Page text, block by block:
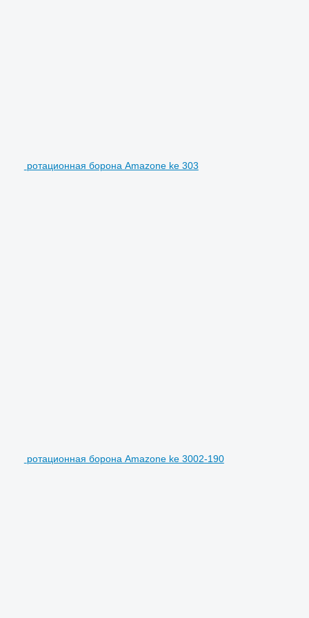
ротационная борона Amazone ke 303
ротационная борона Amazone ke 3002-190